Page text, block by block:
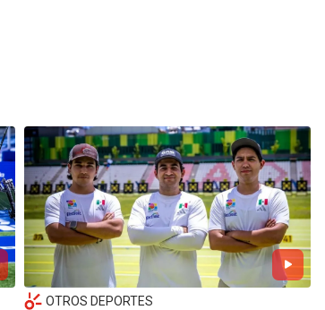
OTROS DEPORTES